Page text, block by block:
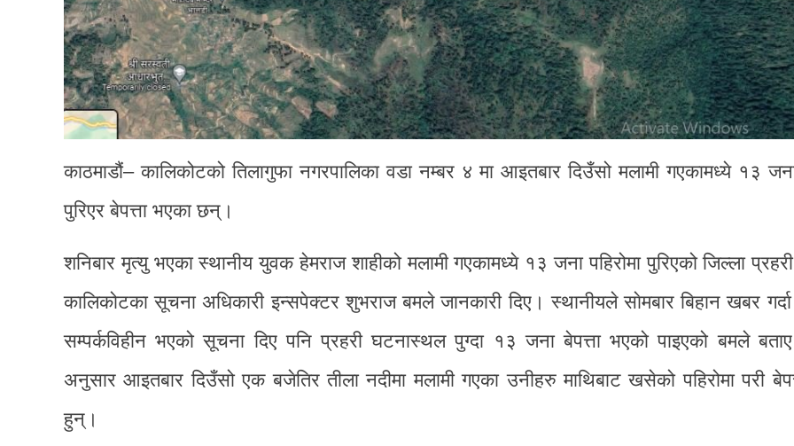
काठमाडौं– कालिकोटको तिलागुफा नगरपालिका वडा नम्बर ४ मा आइतबार दिउँसो मलामी गएकामध्ये १३ जना
पुरिएर बेपत्ता भएका छन्।
शनिबार मृत्यु भएका स्थानीय युवक हेमराज शाहीको मलामी गएकामध्ये १३ जना पहिरोमा पुरिएको जिल्ला प्रहरी
कालिकोटका सूचना अधिकारी इन्सपेक्टर शुभराज बमले जानकारी दिए। स्थानीयले साेमबार बिहान खबर
सम्पर्कविहीन भएको सूचना दिए पनि प्रहरी घटनास्थल पुग्दा १३ जना बेपत्ता भएको पाइएको बमले
अनुसार आइतबार दिउँसो एक बजेतिर तीला नदीमा मलामी गएका उनीहरु माथिबाट खसेको पहिरोमा परी
हुन्।